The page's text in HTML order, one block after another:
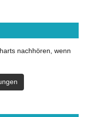
nachhören, wenn